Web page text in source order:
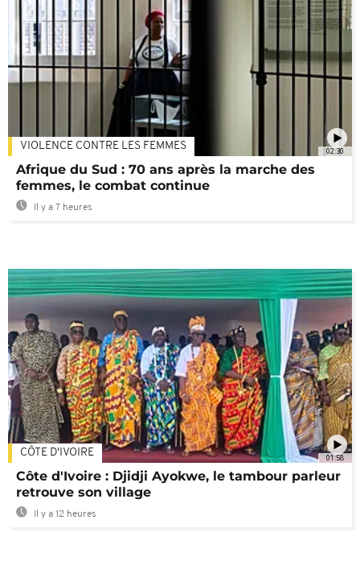
02:30
VIOLENCE CONTRE LES FEMMES
Afrique du Sud : 70 ans après la marche des
femmes, le combat continue
Il y a 7 heures
01:58
CÔTE D'IVOIRE
Côte d'Ivoire : Djidji Ayokwe, le tambour parleur
retrouve son village
Il y a 12 heures